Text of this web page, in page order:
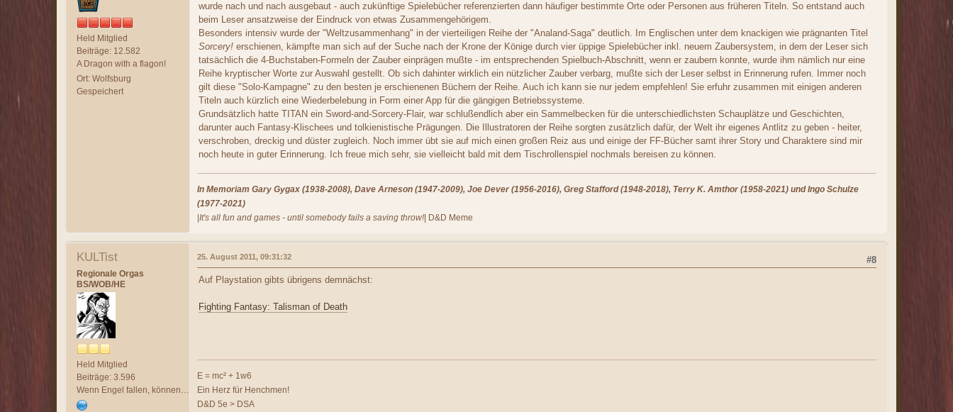
Held Mitglied
Beiträge: 12.582
A Dragon with a flagon!
Ort: Wolfsburg
Gespeichert
wurde nach und nach ausgebaut - auch zukünftige Spielebücher referenzierten dann häufiger bestimmte Orte oder Personen aus früheren Titeln. So entstand auch
beim Leser ansatzweise der Eindruck von etwas Zusammengehörigem.
Besonders intensiv wurde der "Weltzusammenhang" in der vierteiligen Reihe der "Analand-Saga" deutlich. Im Englischen unter dem knackigen wie prägnanten Titel
Sorcery! erschienen, kämpfte man sich auf der Suche nach der Krone der Könige durch vier üppige Spielebücher inkl. neuem Zaubersystem, in dem der Leser sich
tatsächlich die 4-Buchstaben-Formeln der Zauber einprägen mußte - im entsprechenden Spielbuch-Abschnitt, wenn er zaubern konnte, wurde ihm nämlich nur eine
Reihe kryptischer Worte zur Auswahl gestellt. Ob sich dahinter wirklich ein nützlicher Zauber verbarg, mußte sich der Leser selbst in Erinnerung rufen. Immer noch
gilt diese "Solo-Kampagne" zu den besten je erschienenen Büchern der Reihe. Auch ich kann sie nur jedem empfehlen! Sie erfuhr zusammen mit einigen anderen
Titeln auch kürzlich eine Wiederbelebung in Form einer App für die gängigen Betriebssysteme.
Grundsätzlich hatte TITAN ein Sword-and-Sorcery-Flair, war schlußendlich aber ein Sammelbecken für die unterschiedlichsten Schauplätze und Geschichten,
darunter auch Fantasy-Klischees und tolkienistische Prägungen. Die Illustratoren der Reihe sorgten zusätzlich dafür, der Welt ihr eigenes Antlitz zu geben - heiter,
verschroben, dreckig und düster zugleich. Noch immer übt sie auf mich einen großen Reiz aus und einige der FF-Bücher samt ihrer Story und Charaktere sind mir
noch heute in guter Erinnerung. Ich freue mich sehr, sie vielleicht bald mit dem Tischrollenspiel nochmals bereisen zu können.
In Memoriam Gary Gygax (1938-2008), Dave Arneson (1947-2009), Joe Dever (1956-2016), Greg Stafford (1948-2018), Terry K. Amthor (1958-2021) und Ingo Schulze
(1977-2021)
It's all fun and games - until somebody fails a saving throw! | D&D Meme
KULTist
Regionale Orgas
BS/WOB/HE
Held Mitglied
Beiträge: 3.596
Wenn Engel fallen, können Dämonen aufsteigen!
#8
25. August 2011, 09:31:32
Auf Playstation gibts übrigens demnächst:
Fighting Fantasy: Talisman of Death
E = mc² + 1w6
Ein Herz für Henchmen!
D&D 5e > DSA